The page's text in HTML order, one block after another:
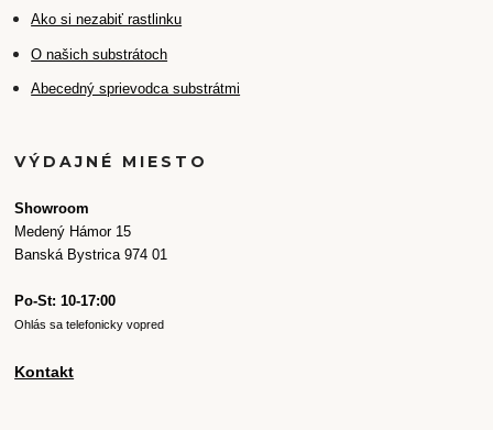
Ako si nezabiť rastlinku
O našich substrátoch
Abecedný sprievodca substrátmi
VÝDAJNÉ MIESTO
Showroom
Medený Hámor 15
Banská Bystrica 974 01
Po-St: 10-17:00
Ohlás sa telefonicky vopred
Kontakt